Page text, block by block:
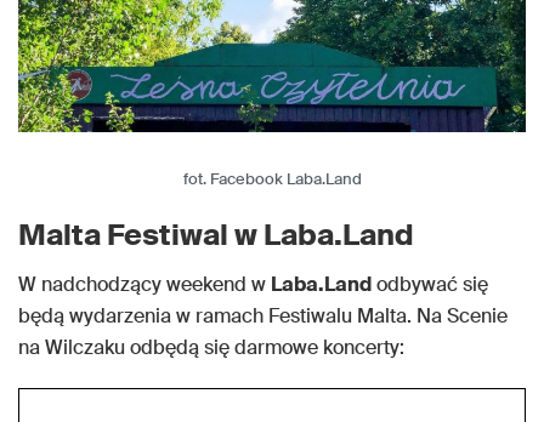
fot. Facebook Laba.Land
Malta Festiwal w Laba.Land
W nadchodzący weekend w Laba.Landodbywać się
będą wydarzenia w ramach Festiwalu Malta. Na Scenie
na Wilczaku odbędą się darmowe koncerty: